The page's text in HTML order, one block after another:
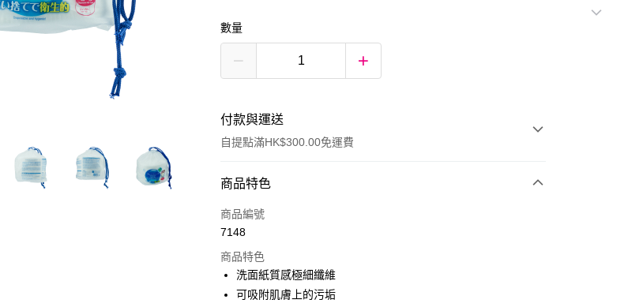
數量
付款與運送
自提點滿HK$300.00免運費
付款方式
信用卡
AlipayHK
PayMe
商品特色
商品編號
7148
商品特色
洗面紙質感極細纖維
可吸附肌膚上的污垢